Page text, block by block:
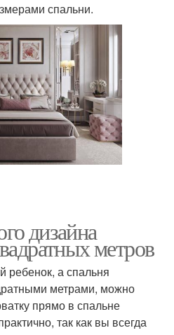
спальни.
дизайна
метров
ребенок, а спальня
метрами, можно
прямо в спальне
так как вы всегда